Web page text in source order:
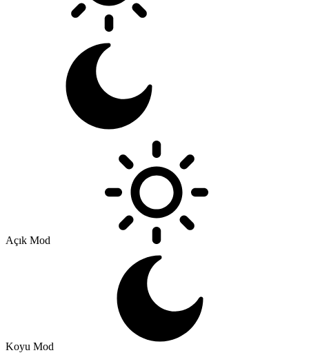
Açık Mod
Koyu Mod